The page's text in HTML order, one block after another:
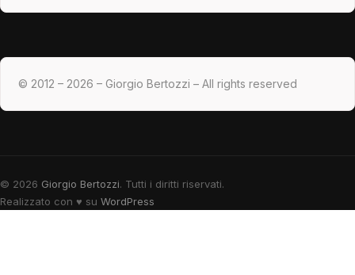
© 2012 – 2026 – Giorgio Bertozzi – All rights reserved
© 2026 Giorgio Bertozzi. Tutti i diritti riservati.
Realizzato con ♥ su WordPress